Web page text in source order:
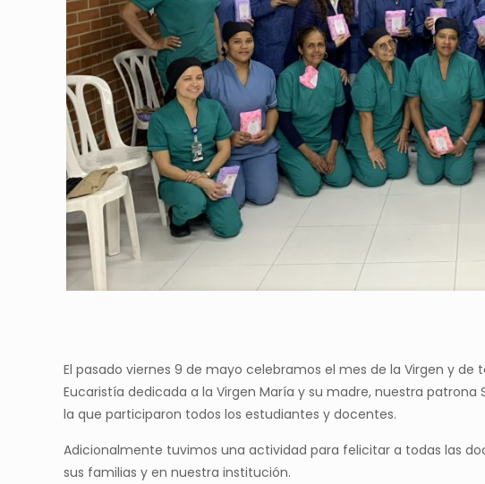
El pasado viernes 9 de mayo celebramos el mes de la Virgen y
Eucaristía dedicada a la Virgen María y su madre, nuestra
la que participaron todos los estudiantes y docentes.
Adicionalmente tuvimos una actividad para felicitar a todas las
sus familias y en nuestra institución.